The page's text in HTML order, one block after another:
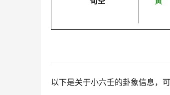
以下是关于小六壬的卦象信息，